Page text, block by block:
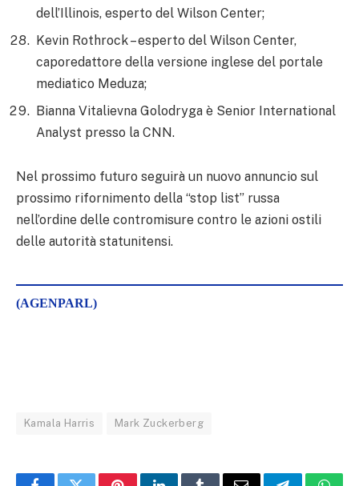
dell’Illinois, esperto del Wilson Center;
Kevin Rothrock – esperto del Wilson Center,
caporedattore della versione inglese del portale
mediatico Meduza;
Bianna Vitalievna Golodryga è Senior International
Analyst presso la CNN.
Nel prossimo futuro seguirà un nuovo annuncio sul
prossimo rifornimento della “stop list” russa
nell’ordine delle contromisure contro le azioni ostili
delle autorità statunitensi.
(AGENPARL)
Kamala Harris Mark Zuckerberg